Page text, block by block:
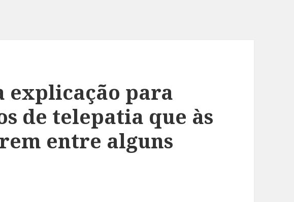
explicação para
de telepatia que às
entre alguns